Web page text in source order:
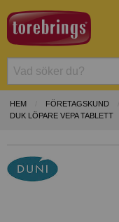
HEM FÖRETAGSKUND
DUK LÖPARE VEPA TABLETT